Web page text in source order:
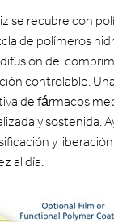
se recubre con
de polímeros
del
controlable.
de fármacos
y sostenida.
y
al día.